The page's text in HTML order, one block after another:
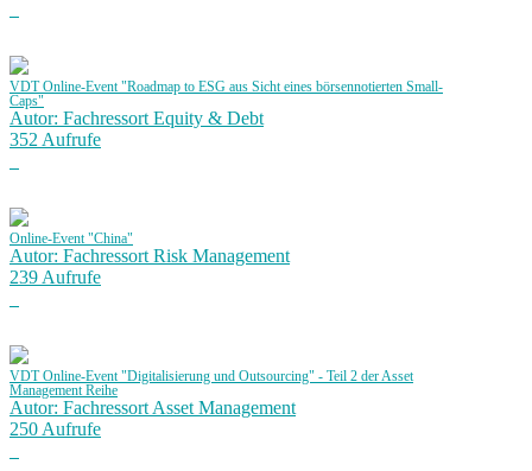
VDT Online-Event "Roadmap to ESG aus Sicht eines börsennotierten Small-
Caps"
Autor: Fachressort Equity & Debt
352 Aufrufe
Online-Event "China"
Autor: Fachressort Risk Management
239 Aufrufe
VDT Online-Event "Digitalisierung und Outsourcing" - Teil 2 der Asset
Management Reihe
Autor: Fachressort Asset Management
250 Aufrufe